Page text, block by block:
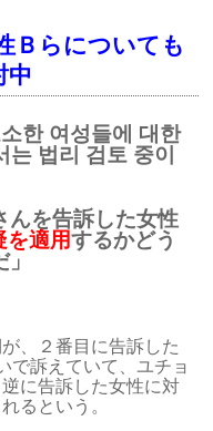
Ｂらについても
中
한 여성들에 대한
는 법리 검토 중이
んを告訴した女性
を適用するかどう
、２番目に告訴した
で訴えていて、 ユチョ
に告訴した女性に対
るという。